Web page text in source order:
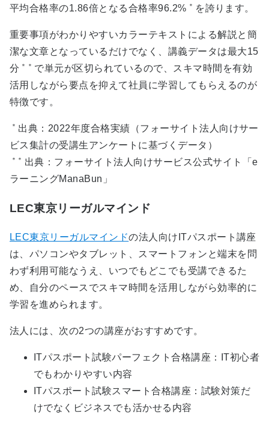
平均合格率の1.86倍となる合格率96.2% ＊ を誇ります。
重要事項がわかりやすいカラーテキストによる解説と簡
潔な文章となっているだけでなく、講義データは最大15
分 ＊＊ で単元が区切られているので、スキマ時間を有効
活用しながら要点を抑えて社員に学習してもらえるのが
特徴です。
＊ 出典：2022年度合格実績（フォーサイト法人向けサー
ビス集計の受講生アンケートに基づくデータ）
＊＊
出典：フォーサイト法人向けサービス公式サイト「e
ラーニングManaBun」
LEC東京リーガルマインド
LEC東京リーガルマインドの法人向けITパスポート講座
は、パソコンやタブレット、スマートフォンと端末を問
わず利用可能なうえ、いつでもどこでも受講できるた
め、自分のペースでスキマ時間を活用しながら効率的に
学習を進められます。
法人には、次の2つの講座がおすすめです。
ITパスポート試験パーフェクト合格講座：IT初心者
でもわかりやすい内容
ITパスポート試験スマート合格講座：試験対策だ
けでなくビジネスでも活かせる内容